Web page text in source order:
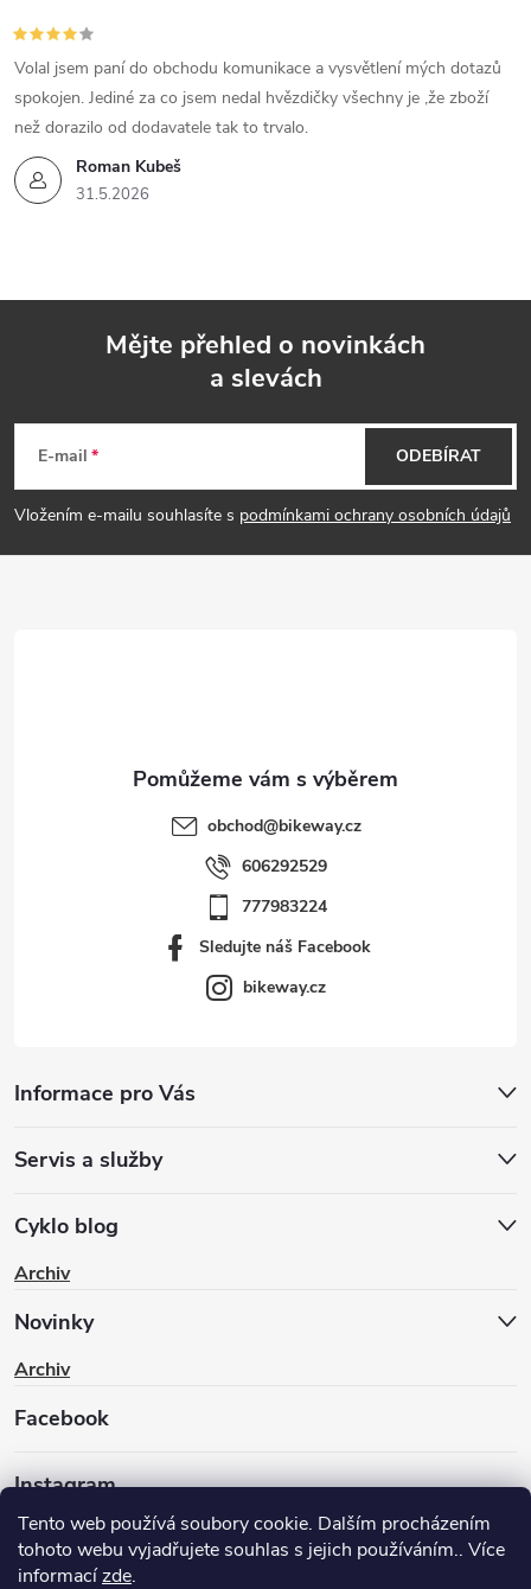
Tento web používá soubory cookie. Dalším procházením
tohoto webu vyjadřujete souhlas s jejich používáním.. Více
informacízde.
Roman Kubeš
31.5.2026
Volal jsem paní do obchodu komunikace a vysvětlení mých dotazů
spokojen. Jediné za co jsem nedal hvězdičky všechny je ,že zboží
než dorazilo od dodavatele tak to trvalo.
p
Mějte přehled o novinkách
a slevách
E-mail
Vložením e-mailu souhlasíte s podmínkami ochrany osobních údajů
ODEBÍRAT
obchod@bikeway.cz
606292529
777983224
Sledujte náš Facebook
bikeway.cz
Informace pro Vás
Servis a služby
Cyklo blog
Archiv
Novinky
Archiv
Facebook
Instagram